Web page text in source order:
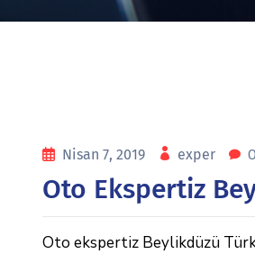
Nisan 7, 2019 exper
Oto Ekspertiz
Oto ekspertiz Beylikdüzü